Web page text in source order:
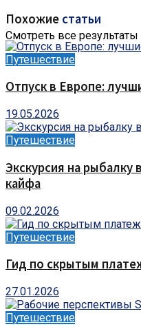
Смотреть все результаты
Похожие статьи
Путешествие
Отпуск в Европе:
19.05.2026
Путешествие
Экскурсия на рыбалку
кайфа
09.02.2026
Путешествие
Гид по скрытым
27.01.2026
Путешествие